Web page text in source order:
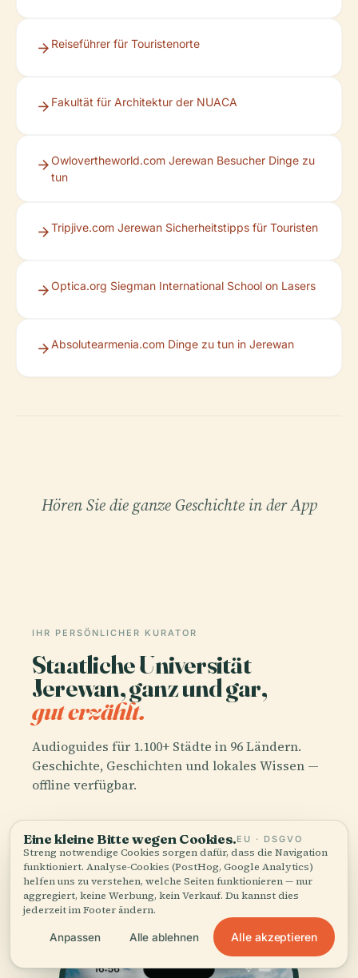
Reiseführer für Touristenorte
Fakultät für Architektur der NUACA
Owlovertheworld.com Jerewan Besucher Dinge zu
tun
Tripjive.com Jerewan Sicherheitstipps für Touristen
Optica.org Siegman International School on Lasers
Absolutearmenia.com Dinge zu tun in Jerewan
Hören Sie die ganze Geschichte in der App
IHR PERSÖNLICHER KURATOR
Staatliche Universität
Jerewan, ganz und gar,
gut erzählt.
Audioguides für 1.100+ Städte in 96 Ländern.
Geschichte, Geschichten und lokales Wissen —
offline verfügbar.
App herunterladen
Schließen Sie sich über 50.000 Reisenden
an
Eine kleine Bitte wegen Cookies.EU · DSGVO
Streng notwendige Cookies sorgen dafür, dass die Navigation
funktioniert. Analyse-Cookies (PostHog, Google Analytics)
helfen uns zu verstehen, welche Seiten funktionieren — nur
aggregiert, keine Werbung, kein Verkauf. Du kannst dies
jederzeit im Footer ändern.
Anpassen Alle ablehnen Alle akzeptieren